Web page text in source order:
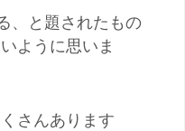
、と題されたもの
ように思いま
さんあります